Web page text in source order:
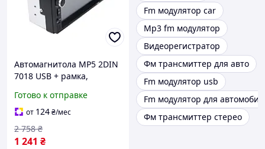
Автомагнитола MP5 2DIN
7018 USB + рамка,
магнитола,
USB+Bluetoth+Камера
Готово к отправке
от 124₴/мес
1 241 ₴
2 758 ₴
Fm модулятор car
Mp3 fm модулятор
Видеорегистратор
Фм трансмиттер для авто
Fm модулятор usb
Fm модулятор для
Фм трансмиттер стерео